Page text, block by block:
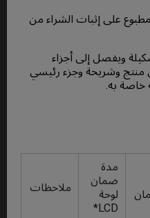
على إثبات الشراء من
ويفصل إلى أجزاء
وشريحة وجزء رئيسي
به.
مدة
ضمان
لوحة
LCD*
ملاحظات